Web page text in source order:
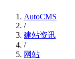
AutoCMS
/
建站资讯
/
网站